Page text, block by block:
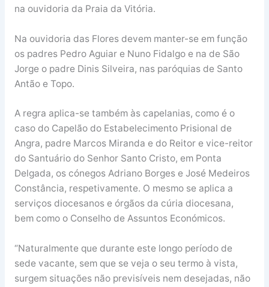
na ouvidoria da Praia da Vitória.
Na ouvidoria das Flores devem manter-se em função
os padres Pedro Aguiar e Nuno Fidalgo e na de São
Jorge o padre Dinis Silveira, nas paróquias de Santo
Antão e Topo.
A regra aplica-se também às capelanias, como é o
caso do Capelão do Estabelecimento Prisional de
Angra, padre Marcos Miranda e do Reitor e vice-reitor
do Santuário do Senhor Santo Cristo, em Ponta
Delgada, os cónegos Adriano Borges e José Medeiros
Constância, respetivamente. O mesmo se aplica a
serviços diocesanos e órgãos da cúria diocesana,
bem como o Conselho de Assuntos Económicos.
“Naturalmente que durante este longo período de
sede vacante, sem que se veja o seu termo à vista,
surgem situações não previsíveis nem desejadas, não